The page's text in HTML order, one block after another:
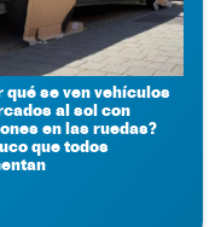
qué se ven vehículos
al sol con
en las ruedas?
que todos